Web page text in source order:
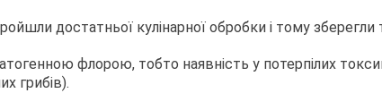
достатньої кулінарної обробки і тому зберегли
флорою, тобто наявність у потерпілих
грибів).